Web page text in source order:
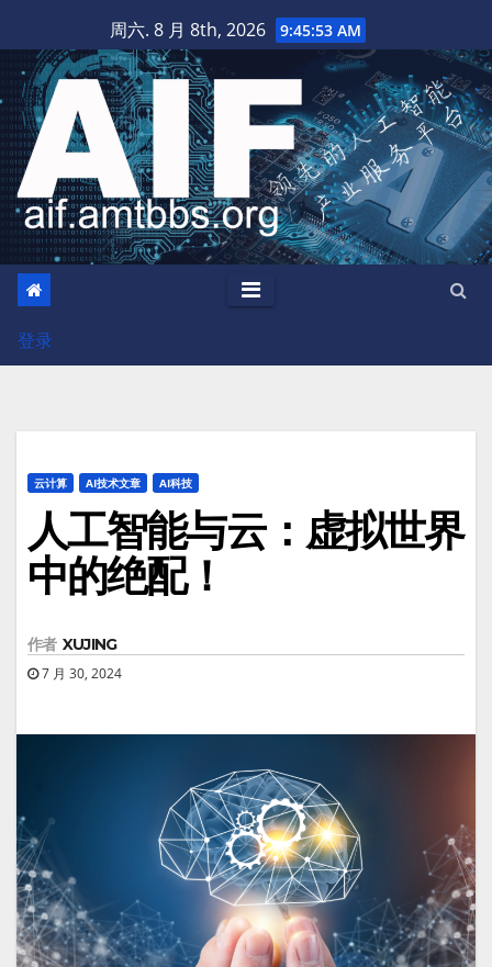
至
内
容
周六. 8 月 8th, 2026 9:45:54 AM
登录
云计算 AI技术文章 AI科技
人工智能与云：虚拟世界
中的绝配！
作者 XUJING
7 月 30, 2024